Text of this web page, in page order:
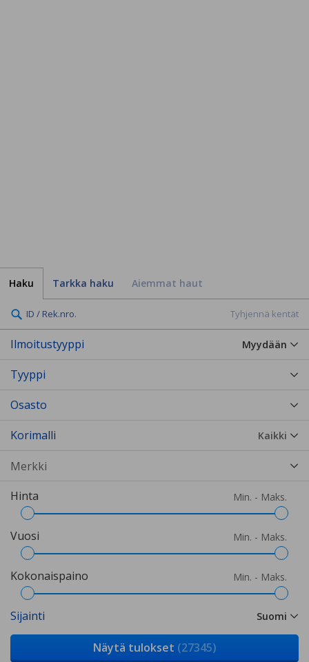
Haku Tarkka haku Aiemmat haut
Tyhjennä kentät
ID / Rek.nro.
Myydään
Ilmoitustyyppi
Tyyppi
Osasto
Kaikki
Korimalli
Min. - Maks.
Hinta
Min. - Maks.
Vuosi
Min. - Maks.
Kokonaispaino
Suomi
Sijainti
Näytä tulokset (27345)